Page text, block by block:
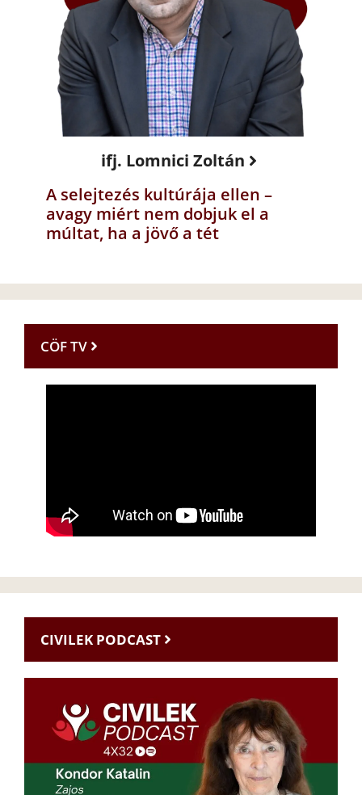
ifj. Lomnici Zoltán
A selejtezés kultúrája ellen –
avagy miért nem dobjuk el a
múltat, ha a jövő a tét
CÖF TV
CIVILEK PODCAST